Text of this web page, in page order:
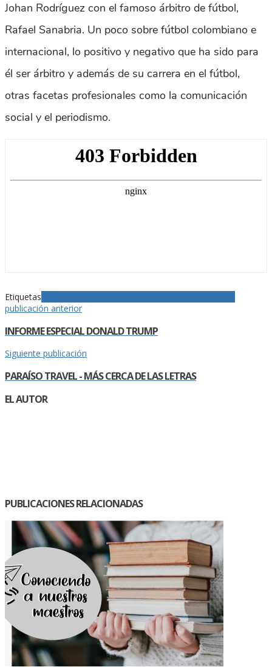
Johan Rodríguez con el famoso árbitro de fútbol,
Rafael Sanabria. Un poco sobre fútbol colombiano e
internacional, lo positivo y negativo que ha sido para
él ser árbitro y además de su carrera en el fútbol,
otras facetas profesionales como la comunicación
social y el periodismo.
Etiquetas
publicación anterior
INFORME ESPECIAL DONALD TRUMP
Siguiente publicación
PARAÍSO TRAVEL - MÁS CERCA DE LAS LETRAS
EL AUTOR
PUBLICACIONES RELACIONADAS